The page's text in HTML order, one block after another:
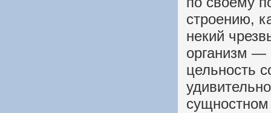
строению,
некий
организм —
цельность
сущностном